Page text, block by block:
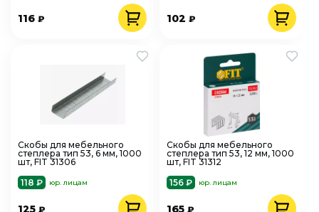
116 ₽ 102₽
Скобы для мебельного
степлера тип 53, 6 мм, 1000
шт, FIT 31306
118 ₽
юр. лицам
125 ₽
Скобы для мебельного
степлера тип 53, 12 мм, 1000
шт, FIT 31312
156 ₽
юр. лицам
165₽